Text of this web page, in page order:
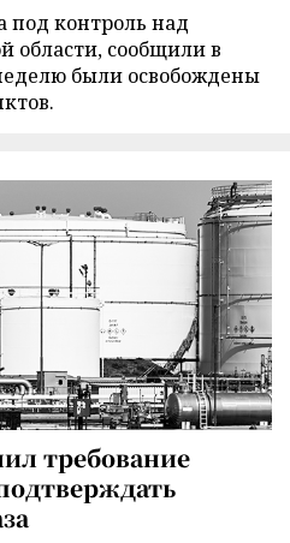
под контроль над
области, сообщили в
были освобождены
требование